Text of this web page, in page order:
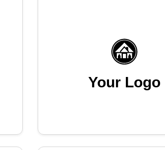
Your Logo